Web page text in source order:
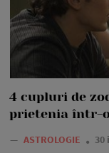
4 cupluri de
prietenia într-
— ASTROLOGIE 30